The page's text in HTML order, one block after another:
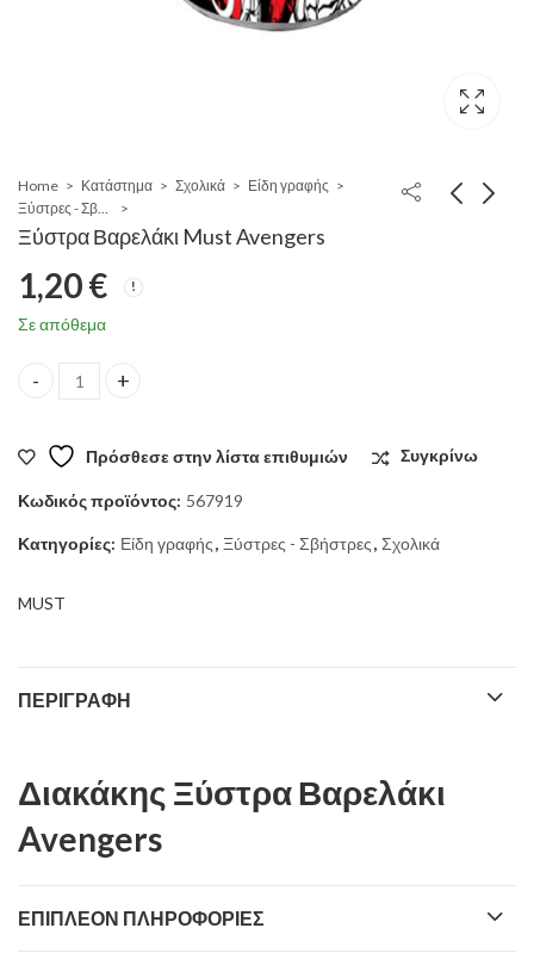
Home Κατάστημα Σχολικά
Είδη γραφής
Ξύστρες - Σβήστρες
Ξύστρα Βαρελάκι Must Avengers
1,20€
Σε απόθεμα
Ξύστρα Βαρελάκι Must Avengers quantity
Πρόσθεσε στην λίστα επιθυμιών Συγκρίνω
Κωδικός προϊόντος: 567919
Κατηγορίες: Είδη γραφής, Ξύστρες - Σβήστρες, Σχολικά
MUST
ΠΕΡΙΓΡΑΦΉ
Διακάκης Ξύστρα Βαρελάκι
Avengers
ΕΠΙΠΛΈΟΝ ΠΛΗΡΟΦΟΡΊΕΣ